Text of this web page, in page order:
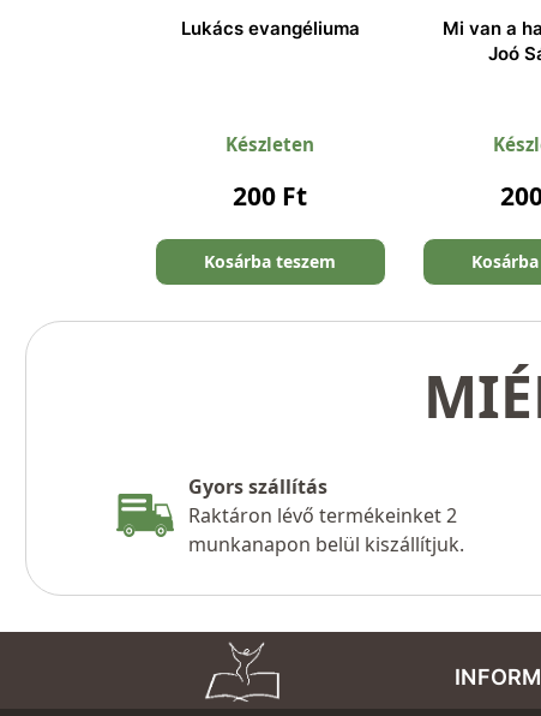
Lukács evangéliuma
Készleten
200 Ft
Kosárba teszem
Mi van a
Joó
Gyors szállítás
Raktáron lévő termékeinket 2
munkanapon belül kiszállítjuk.